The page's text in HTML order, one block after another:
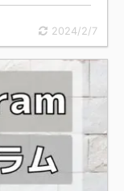
2024/2/7